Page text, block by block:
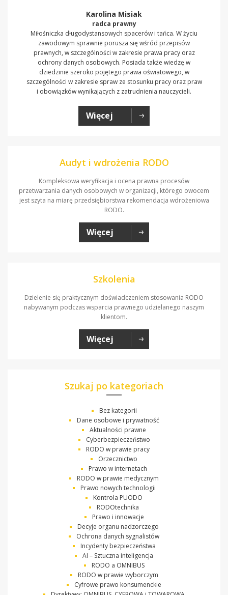
Karolina Misiak
radca prawny
Miłośniczka długodystansowych spacerów i tańca. W życiu
zawodowym sprawnie porusza się wśród przepisów
prawnych, w szczególności w zakresie prawa pracy oraz
ochrony danych osobowych. Posiada także wiedzę w
dziedzinie szeroko pojętego prawa oświatowego, w
szczególności w zakresie spraw ze stosunku pracy oraz praw
i obowiązków wynikających z zatrudnienia nauczycieli.
Więcej
Audyt i wdrożenia RODO
Kompleksowa weryfikacja i ocena prawna procesów
przetwarzania danych osobowych w organizacji, którego owocem
jest szyta na miarę przedsiębiorstwa rekomendacja wdrożeniowa
RODO.
Więcej
Szkolenia
Dzielenie się praktycznym doświadczeniem stosowania RODO
nabywanym podczas wsparcia prawnego udzielanego naszym
klientom.
Więcej
Szukaj po kategoriach
Bez kategorii
Dane osobowe i prywatność
Aktualności prawne
Cyberbezpieczeństwo
RODO w prawie pracy
Orzecznictwo
Prawo w internetach
RODO w prawie medycznym
Prawo nowych technologii
Kontrola PUODO
RODOtechnika
Prawo i innowacje
Decyje organu nadzorczego
Ochrona danych sygnalistów
Incydenty bezpieczeństwa
AI – Sztuczna inteligencja
RODO a OMNIBUS
RODO w prawie wyborczym
Cyfrowe prawo konsumenckie